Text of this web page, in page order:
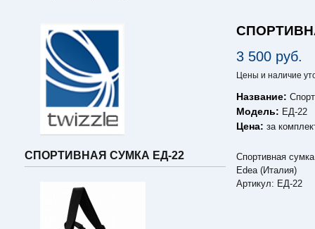
СПОРТИВНАЯ СУМКА ЕД-22
3 500 руб.
Цены и наличие
Название:
Модель: ЕД-22
Цена:за
Спортивная
Edea (Италия)
Артикул: ЕД-22